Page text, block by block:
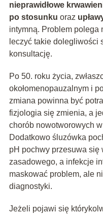
nieprawidłowe
po stosunku oraz
intymną. Problem polega
leczyć takie dolegliwości
konsultację.
Po 50. roku życia,
okołomenopauzalnym i
zmiana powinna być
fizjologia się zmienia, a
chorób nowotworowych
Dodatkowo śluzówka
pH pochwy przesuwa się
zasadowego, a infekcje
maskować problem, ale
diagnostyki.
Jeżeli pojawi się